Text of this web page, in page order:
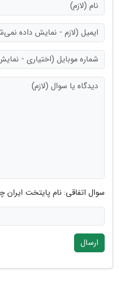
سوال اتفاقی: نام پایتخت
ارسال